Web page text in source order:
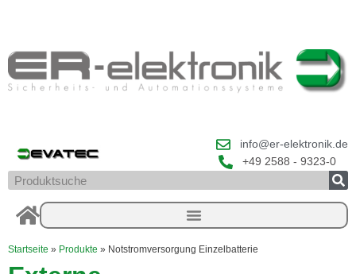
info@er-elektronik.de
+49 2588 - 9323-0
Suche
Startseite » Produkte » Notstromversorgung Einzelbatterie